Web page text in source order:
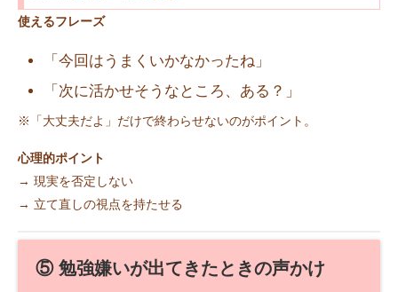
使えるフレーズ
「今回はうまくいかなかったね」
「次に活かせそうなところ、ある？」
※「大丈夫だよ」だけで終わらせないのがポイント。
心理的ポイント
→ 現実を否定しない
→ 立て直しの視点を持たせる
⑤ 勉強嫌いが出てきたときの声かけ